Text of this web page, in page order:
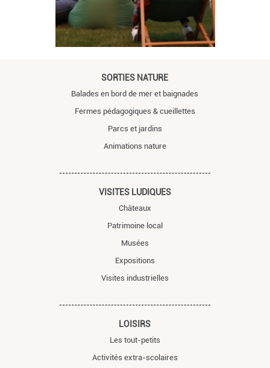
SORTIES NATURE
Balades en bord de mer et baignades
Fermes pédagogiques & cueillettes
Parcs et jardins
Animations nature
VISITES LUDIQUES
Châteaux
Patrimoine local
Musées
Expositions
Visites industrielles
LOISIRS
Les tout-petits
Activités extra-scolaires